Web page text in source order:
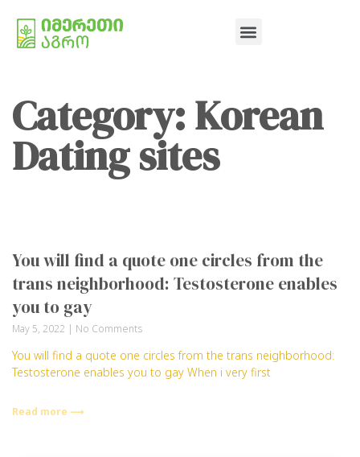
Category: Korean
Dating sites
You will find a quote one circles from the
trans neighborhood: Testosterone enables
you to gay
May 5, 2022 No Comments
You will find a quote one circles from the trans neighborhood:
Testosterone enables you to gay When i very first
Read more ⟶